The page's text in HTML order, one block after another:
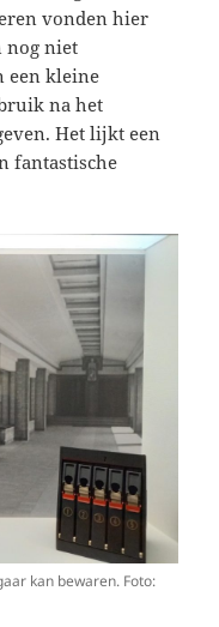
vonden hier
nog niet
een kleine
na het
Het lijkt een
fantastische
kan bewaren. Foto: